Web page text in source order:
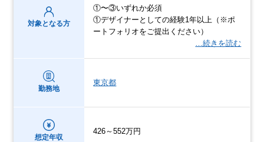
対象となる方
①〜③いずれか必須
①デザイナーとしての経験1年以上（※ポ
ートフォリオをご提出ください）
…続きを読む
勤務地
東京都
想定年収
426～552万円